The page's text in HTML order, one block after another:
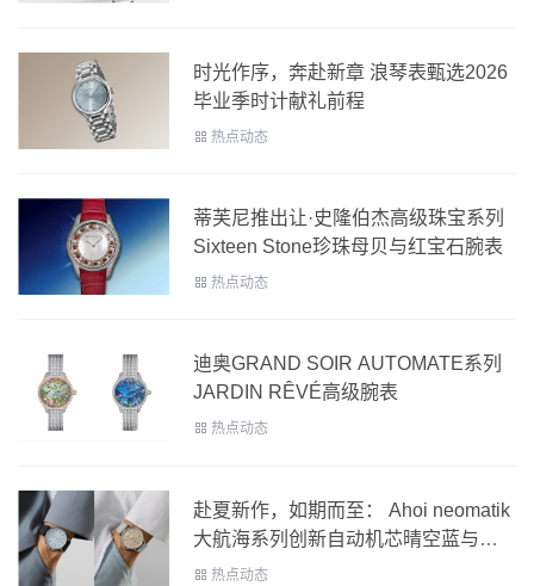
时光作序，奔赴新章 浪琴表甄选2026
毕业季时计献礼前程
热点动态
蒂芙尼推出让·史隆伯杰高级珠宝系列
Sixteen Stone珍珠母贝与红宝石腕表
热点动态
迪奥GRAND SOIR AUTOMATE系列
JARDIN RÊVÉ高级腕表
热点动态
赴夏新作，如期而至： Ahoi neomatik
大航海系列创新自动机芯晴空蓝与金
沙色腕表
热点动态